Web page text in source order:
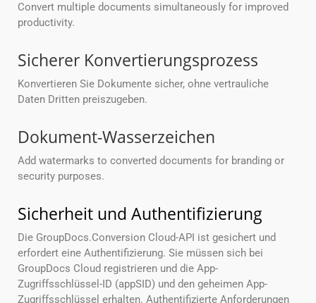
Convert multiple documents simultaneously for improved
productivity.
Sicherer Konvertierungsprozess
Konvertieren Sie Dokumente sicher, ohne vertrauliche
Daten Dritten preiszugeben.
Dokument-Wasserzeichen
Add watermarks to converted documents for branding or
security purposes.
Sicherheit und Authentifizierung
Die GroupDocs.Conversion Cloud-API ist gesichert und
erfordert eine Authentifizierung. Sie müssen sich bei
GroupDocs Cloud registrieren und die App-
Zugriffsschlüssel-ID (appSID) und den geheimen App-
Zugriffsschlüssel erhalten. Authentifizierte Anforderungen